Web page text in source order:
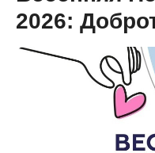
2026: